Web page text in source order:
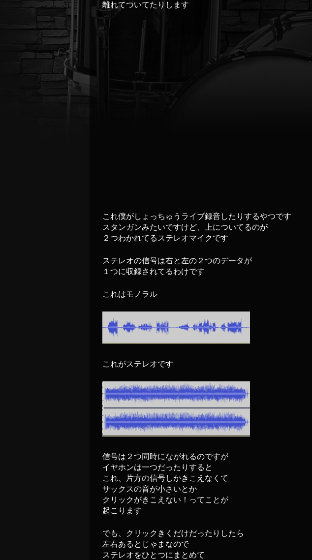
離れてついてたりします
これ僕がしょっちゅうライブ録音したりするやつです
スタンガンみたいですけど、上についてるのが
２つわかれてるステレオマイクです
ステレオの信号は右と左の２つのデータが
１つに収録されてるわけです
これはモノラル
これがステレオです
信号は２つ同時にながれるのですが
イヤホンは一つだったりすると
これ、片方の信号しかきこえなくて
サックスの音が小さいとか
クリックがきこえない！ってことが
起こります
でも、クリックきくだけだったりしたら
左右あるとじゃまなので
ステレオをひとつにまとめて